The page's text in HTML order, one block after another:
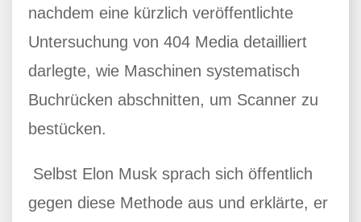
nachdem eine kürzlich veröffentlichte
Untersuchung von 404 Media detailliert
darlegte, wie Maschinen systematisch
Buchrücken abschnitten, um Scanner zu
bestücken.
Selbst Elon Musk sprach sich öffentlich
gegen diese Methode aus und erklärte, er